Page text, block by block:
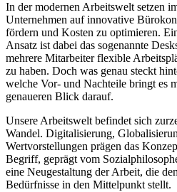
In der modernen Arbeitswelt setzen
Unternehmen auf innovative
fördern und Kosten zu optimieren.
Ansatz ist dabei das sogenannte
mehrere Mitarbeiter flexible
zu haben. Doch was genau steckt
welche Vor- und Nachteile bringt es
genaueren Blick darauf.
Unsere Arbeitswelt befindet sich
Wandel. Digitalisierung,
Wertvorstellungen prägen das
Begriff, geprägt vom
eine Neugestaltung der Arbeit, die
Bedürfnisse in den Mittelpunkt stellt.